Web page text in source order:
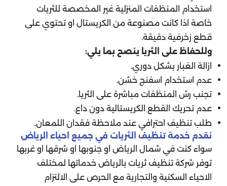
استخدام المنظفات المنزلية غير المخصصة للثريات
خاصة اذا كانت مصنوعة من الكريستال او تحتوي على
قطع زخرفية دقيقة.
وللحفاظ على الثريا ينصح بما يلي:
ازالة الغبار بشكل دوري.
عدم استخدام اسفنج خشن.
تجنب رش المنظفات مباشرة على الثريا.
عدم تحريك القطع الكريستالية دون داع.
طلب تنظيف احترافي عند ملاحظة فقدان اللمعان.
نقدم خدمة تنظيف الثريات في جميع احياء الرياض
سواء كنت في شمال الرياض او جنوبها او شرقها او غربها
توفر شركة تنظيف ثريات بالرياض خدماتها لمختلف
الاحياء السكنية والتجارية مع الحرص على الالتزام